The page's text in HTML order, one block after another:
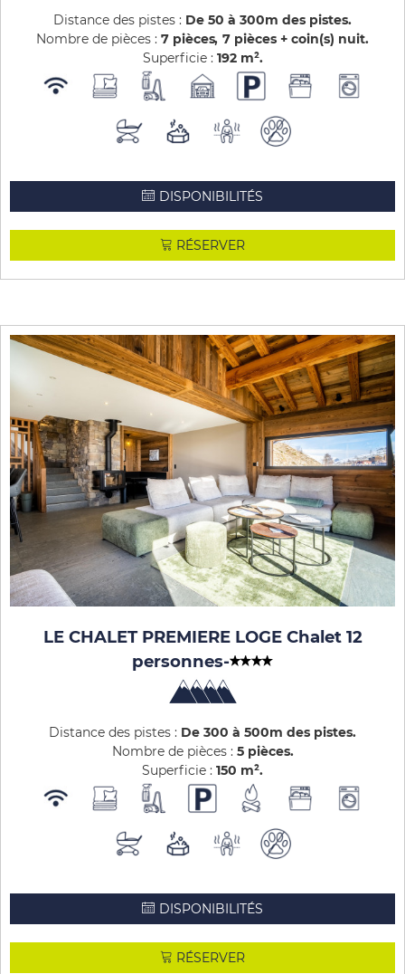
Distance des pistes : De 50 à 300m des pistes
Nombre de pièces : 7 pièces 7 pièces + coin(s) nuit
Superficie : 192 m²
DISPONIBILITÉS
RÉSERVER
LE CHALET PREMIERE LOGE Chalet 12
personnes-
Distance des pistes : De 300 à 500m des pistes
Nombre de pièces : 5 pièces
Superficie : 150 m²
DISPONIBILITÉS
RÉSERVER